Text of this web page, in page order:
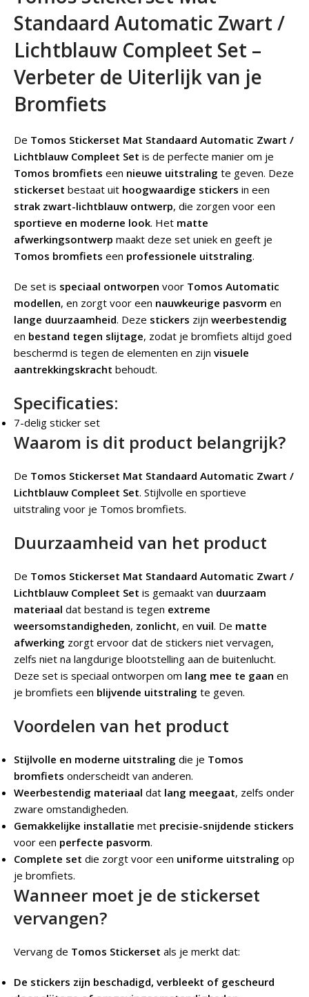
Standaard Automatic Zwart /
Lichtblauw Compleet Set –
Verbeter de Uiterlijk van je
Bromfiets
De Tomos Stickerset Mat Standaard Automatic Zwart /
Lichtblauw Compleet Set is de perfecte manier om je
Tomos bromfiets een nieuwe uitstraling te geven. Deze
stickerset bestaat uit hoogwaardige stickers in een
strak zwart-lichtblauw ontwerp, die zorgen voor een
sportieve en moderne look. Het matte
afwerkingsontwerp maakt deze set uniek en geeft je
Tomos bromfiets een professionele uitstraling.
De set is speciaal ontworpen voor Tomos Automatic
modellen, en zorgt voor een nauwkeurige pasvorm en
lange duurzaamheid. Deze stickers zijn weerbestendig
en bestand tegen slijtage, zodat je bromfiets altijd goed
beschermd is tegen de elementen en zijn visuele
aantrekkingskracht behoudt.
Specificaties:
7-delig sticker set
Waarom is dit product belangrijk?
De Tomos Stickerset Mat Standaard Automatic Zwart /
Lichtblauw Compleet Set. Stijlvolle en sportieve
uitstraling voor je Tomos bromfiets.
Duurzaamheid van het product
De Tomos Stickerset Mat Standaard Automatic Zwart /
Lichtblauw Compleet Set is gemaakt van duurzaam
materiaal dat bestand is tegen extreme
weersomstandigheden, zonlicht, en vuil. De matte
afwerking zorgt ervoor dat de stickers niet vervagen,
zelfs niet na langdurige blootstelling aan de buitenlucht.
Deze set is speciaal ontworpen om lang mee te gaan en
je bromfiets een blijvende uitstraling te geven.
Voordelen van het product
Stijlvolle en moderne uitstraling die je Tomos
bromfiets onderscheidt van anderen.
Weerbestendig materiaal dat lang meegaat, zelfs onder
zware omstandigheden.
Gemakkelijke installatie met precisie-snijdende stickers
voor een perfecte pasvorm.
Complete set die zorgt voor een uniforme uitstraling op
je bromfiets.
Wanneer moet je de stickerset
vervangen?
Vervang de Tomos Stickerset als je merkt dat:
De stickers zijn beschadigd, verbleekt of gescheurd